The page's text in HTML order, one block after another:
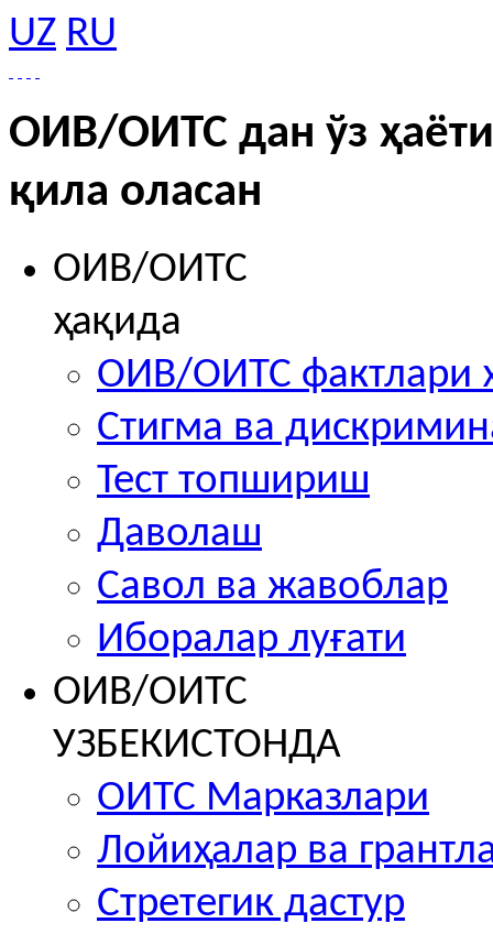
UZ RU
ОИВ/ОИТС дан ўз
қила оласан
ОИВ/ОИТС
ҳақида
ОИВ/ОИТС фактлари
Стигма ва
Тест топшириш
Даволаш
Савол ва жавоблар
Иборалар луғати
ОИВ/ОИТС
УЗБЕКИСТОНДА
ОИТС Марказлари
Лойиҳалар ва
Стретегик дастур